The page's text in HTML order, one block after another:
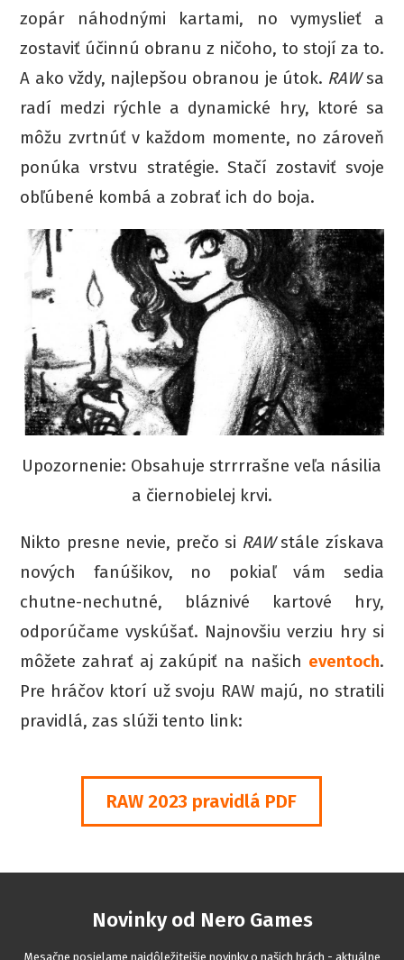
zopár náhodnými kartami, no vymyslieť a
zostaviť účinnú obranu z ničoho, to stojí za to.
A ako vždy, najlepšou obranou je útok. RAWsa
radí medzi rýchle a dynamické hry, ktoré sa
môžu zvrtnúť v každom momente, no zároveň
ponúka vrstvu stratégie. Stačí zostaviť svoje
obľúbené kombá a zobrať ich do boja.
Upozornenie: Obsahuje strrrrašne veľa násilia
a čiernobielej krvi.
Nikto presne nevie, prečo si RAWstále získava
nových fanúšikov, no pokiaľ vám sedia
chutne-nechutné, bláznivé kartové hry,
odporúčame vyskúšať. Najnovšiu verziu hry si
môžete zahrať aj zakúpiť na našich eventoch.
Pre hráčov ktorí už svoju RAW majú, no stratili
pravidlá, zas slúži tento link:
RAW 2023 pravidlá PDF
Novinky od Nero Games
Mesačne posielame najdôležitejšie novinky o našich hrách - aktuálne